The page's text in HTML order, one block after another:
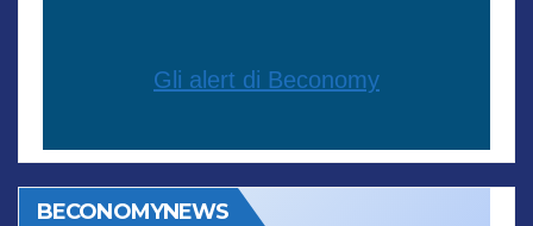
Gli alert di Beconomy
BECONOMYNEWS